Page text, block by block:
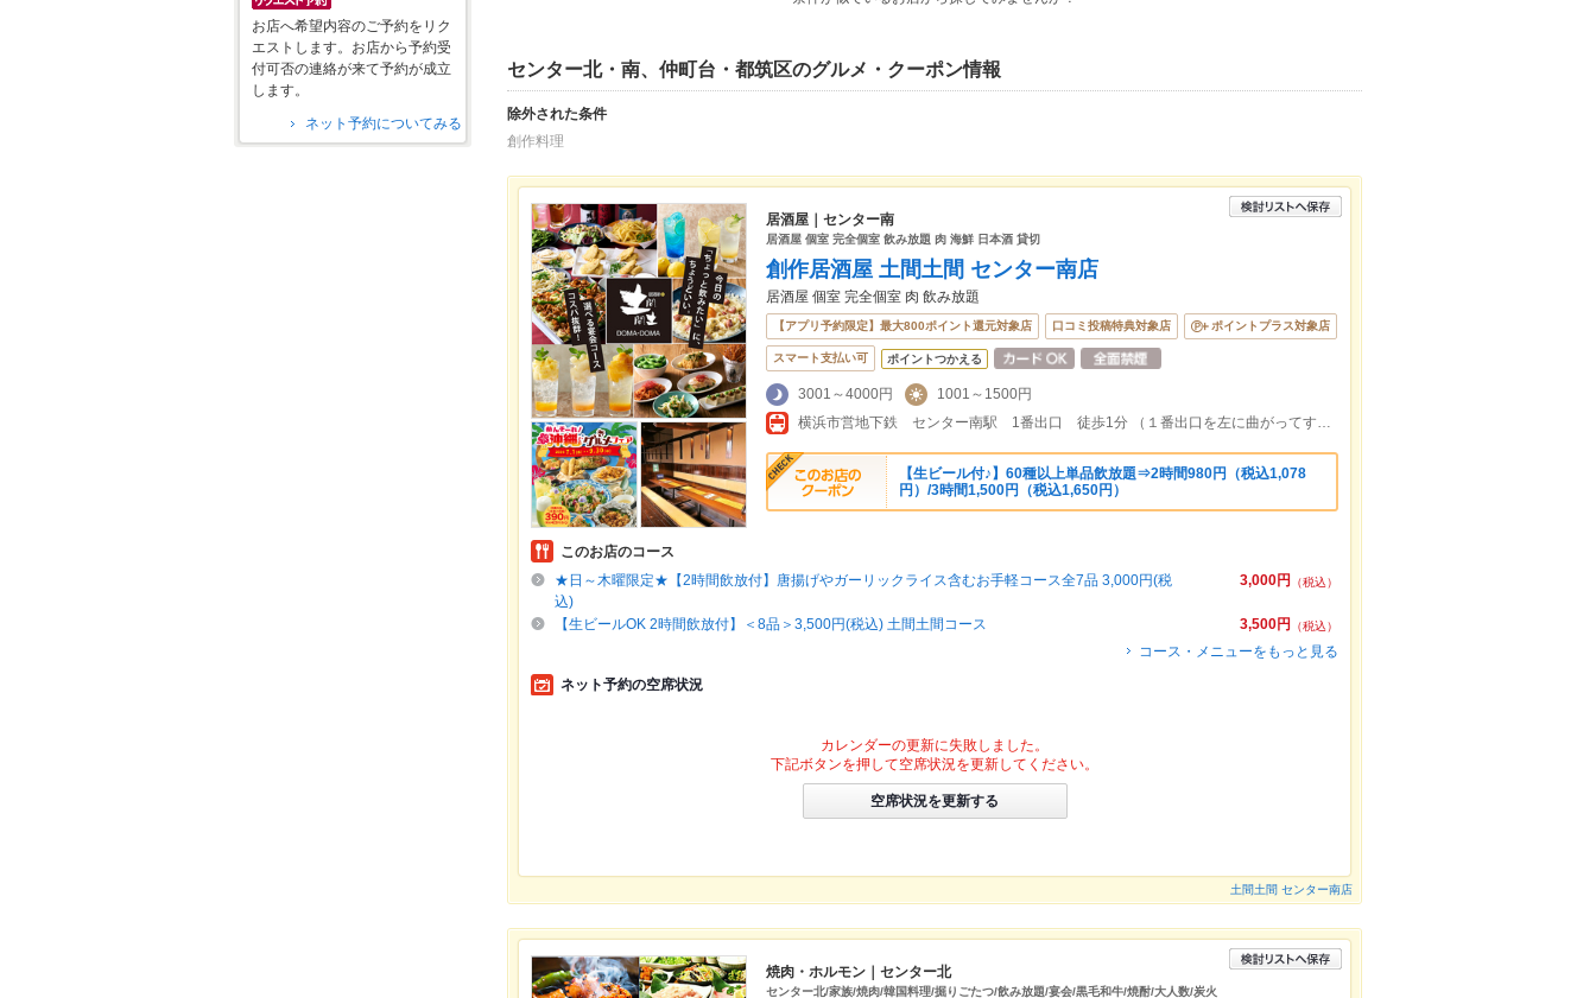
お店へ希望内容のご予約をリク
エストします。お店から予約受
付可否の連絡が来て予約が成立
します。
ネット予約についてみる
センター北・南、仲町台・都筑区のグルメ・クーポン情報
除外された条件
創作料理
居酒屋｜センター南
居酒屋 個室 完全個室 飲み放題 肉 海鮮 日本酒 貸切
創作居酒屋 土間土間 センター南店
居酒屋 個室 完全個室 肉 飲み放題
【アプリ予約限定】最大800ポイント還元対象店 口コミ投稿特典対象店 ポイントプラス対象店
スマート支払い可 ポイントつかえる
3001～4000円
1001～1500円
横浜市営地下鉄 センター南駅 1番出口 徒歩1分 （１番出口を左に曲がってすぐ！）
【生ビール付♪】60種以上単品飲放題⇒2時間980円（税込1,078
円）/3時間1,500円（税込1,650円）
このお店のコース
3,000円
（税込）
★日～木曜限定★【2時間飲放付】唐揚げやガーリックライス含むお手軽コース全7品 3,000円(税
込)
3,500円
（税込）
【生ビールOK 2時間飲放付】＜8品＞3,500円(税込) 土間土間コース
コース・メニューをもっと見る
ネット予約の空席状況
カレンダーの更新に失敗しました。
下記ボタンを押して空席状況を更新してください。
空席状況を更新する
土間土間 センター南店
焼肉・ホルモン｜センター北
センター北/家族/焼肉/韓国料理/掘りごたつ/飲み放題/宴会/黒毛和牛/焼酎/大人数/炭火